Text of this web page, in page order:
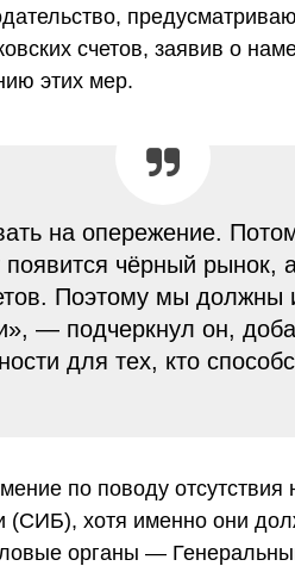
счетов, заявив о
этих мер.
на опережение.
чёрный рынок,
Поэтому мы должны
— подчеркнул он,
для тех, кто
по поводу отсутствия
(СИБ), хотя именно они
органы —